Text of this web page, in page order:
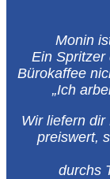
Monin
Ein Spritzer
Bürokaffee
„Ich
Wir liefern
preiswert,
durchs